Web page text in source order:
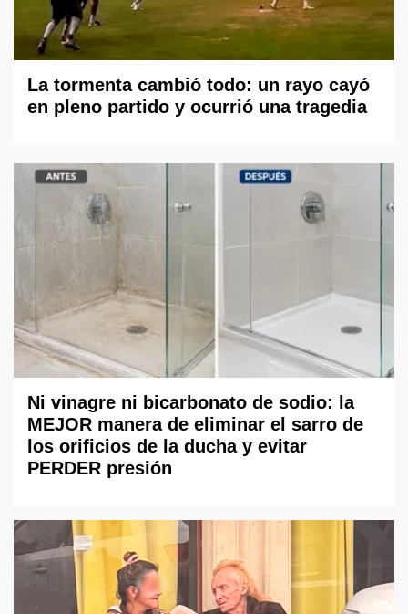
La tormenta cambió todo: un rayo cayó
en pleno partido y ocurrió una tragedia
Ni vinagre ni bicarbonato de sodio: la
MEJOR manera de eliminar el sarro de
los orificios de la ducha y evitar
PERDER presión